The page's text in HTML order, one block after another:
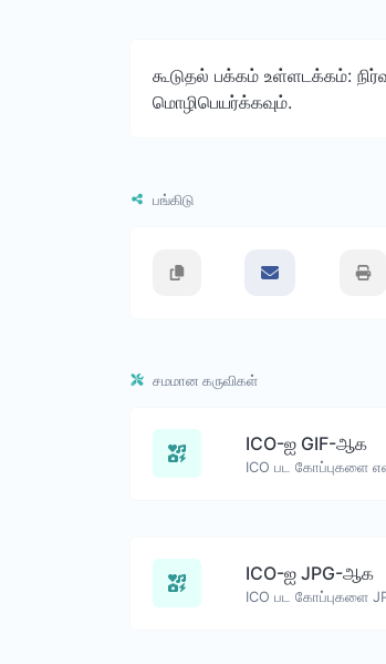
கூடுதல் பக்கம் உள்ளடக்கம்:
மொழிபெயர்க்கவும்.
பங்கிடு
சமமான கருவிகள்
ICO-ஐ GIF-ஆக
ICO பட கோப்புகளை
ICO-ஐ JPG-ஆக
ICO பட கோப்புகளை